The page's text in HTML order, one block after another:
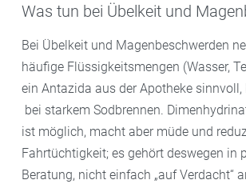
Was tun bei Übelkeit und
Bei Übelkeit und Magenbeschwerden
häufige Flüssigkeitsmengen (Wasser,
ein Antazida aus der Apotheke
bei starkem Sodbrennen.
ist möglich, macht aber müde und
Fahrtüchtigkeit; es gehört deswegen in
Beratung, nicht einfach „auf Verdacht“